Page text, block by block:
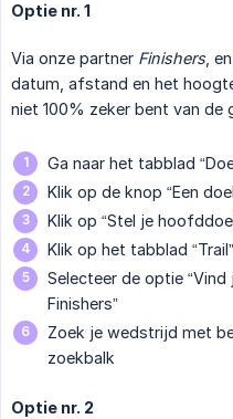
Optie nr. 1
Via onze partner Finishers,
datum, afstand en het
niet 100% zeker bent van de
Ga naar het tabblad
Klik op de knop “Een
Klik op “Stel je
Klik op het tabblad “Trail”
Selecteer de optie
Finishers”
Zoek je wedstrijd met
zoekbalk
Optie nr. 2